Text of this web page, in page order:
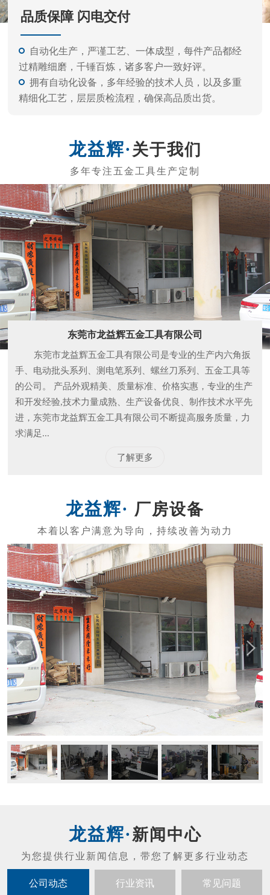
东莞市龙益辉五金工具有限公司
东莞市龙益辉五金工具有限公司是专业的生产内六角扳
手、电动批头系列、测电笔系列、螺丝刀系列、五金工具等
的公司。 产品外观精美、质量标准、价格实惠，专业的生产
和开发经验,技术力量成熟、生产设备优良、制作技术水平先
进，东莞市龙益辉五金工具有限公司不断提高服务质量，力
求满足...
了解更多
厂房设备
新闻中心
公司动态 行业资讯 常见问题